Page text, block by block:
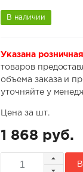
В наличии
Указана
товаров
объема заказа и
уточняйте у
Цена за шт.
1 868 руб.